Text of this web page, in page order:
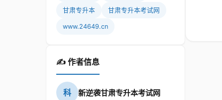
甘肃专升本 甘肃专升本考试网
www.24649.cn
✍️ 作者信息
科 新逆袭甘肃专升本考试网